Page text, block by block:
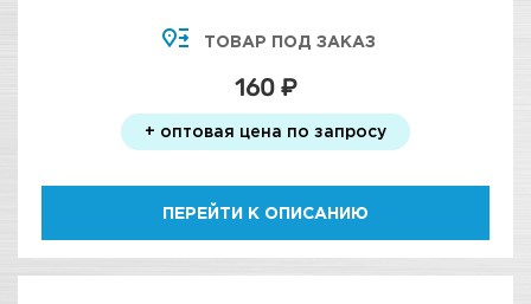
ТОВАР ПОД ЗАКАЗ
160 ₽
+ оптовая цена по запросу
ПЕРЕЙТИ К ОПИСАНИЮ